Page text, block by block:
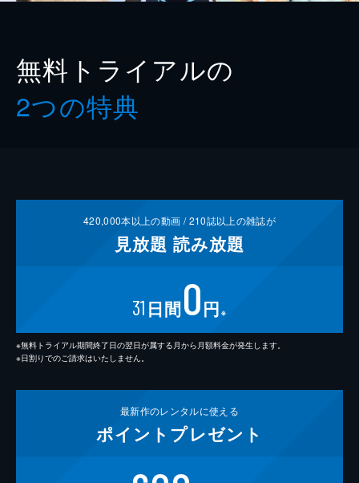
無料トライアルの
2つの特典
420,000本以上の動画 /210誌以上の雑誌が
見放題 読み放題
31 日間0円 ※
※無料トライアル期間終了日の翌日が属する月から月額料金が発生します。
※日割りでのご請求はいたしません。
最新作のレンタルに使える
ポイント プレゼント